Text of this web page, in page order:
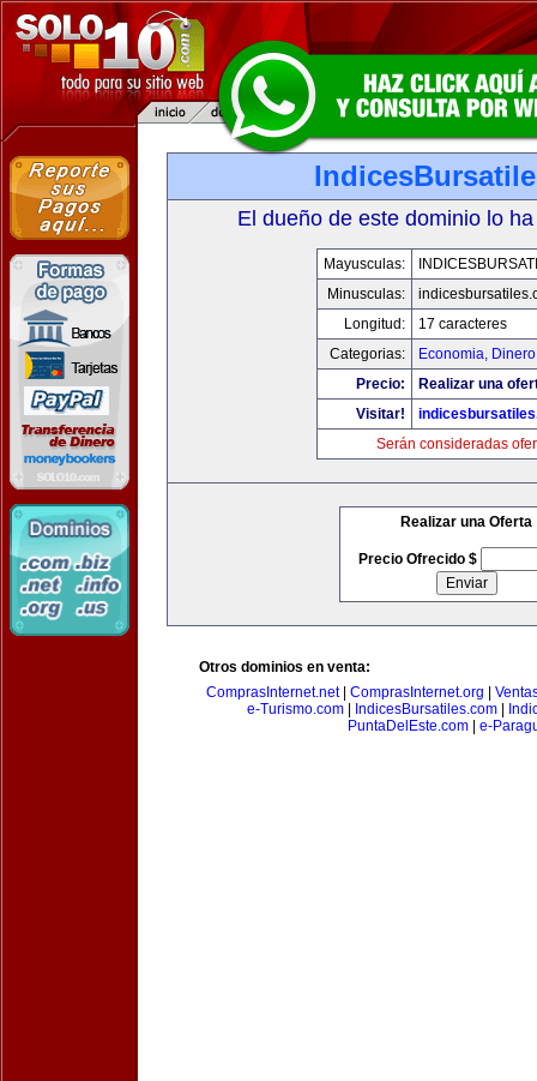
El dueño de este dominio lo
Mayusculas:
Minusculas:
Longitud:
17 caracteres
Categorias:
Economia,
Precio:
Realizar una
Visitar!
Serán consideradas
Realizar una Oferta
Precio Ofrecido $
Otros dominios en venta:
ComprasInternet.net| ComprasInternet.org
e-Turismo.com| IndicesBursatiles.com|
PuntaDelEste.com| e-